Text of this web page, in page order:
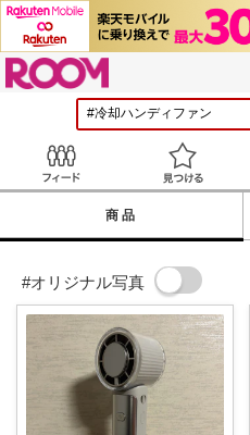
商品
#オリジナル写真